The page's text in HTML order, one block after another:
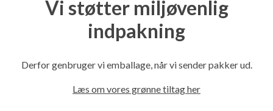
Vi støtter miljøvenlig
indpakning
Derfor genbruger vi emballage, når vi sender pakker ud.
Læs om vores grønne tiltag her